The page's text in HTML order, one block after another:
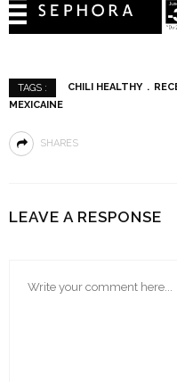
TAGS : CHILI HEALTHY
MEXICAINE
SHARES
LEAVE A RESPONSE